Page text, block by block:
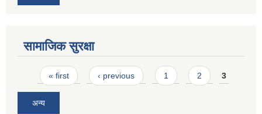
सामाजिक सुरक्षा
Pages
« first ‹ previous 1 2 3
अन्य